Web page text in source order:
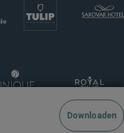
Downloaden